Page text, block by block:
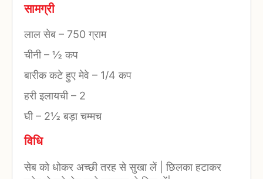
सामग्री
लाल सेब – 750 ग्राम
चीनी– ½ कप
बारीक कटे हुए मेवे – 1/4 कप
हरी इलायची– 2
घी– 2½ बड़ा चम्मच
विधि
सेब को धोकर अच्छी तरह से सुखा लें | छिलका हटाकर